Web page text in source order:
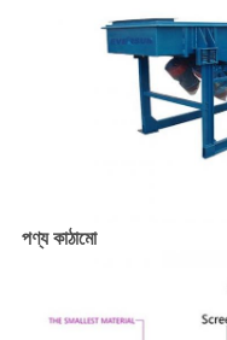
পণ্য কাঠামো